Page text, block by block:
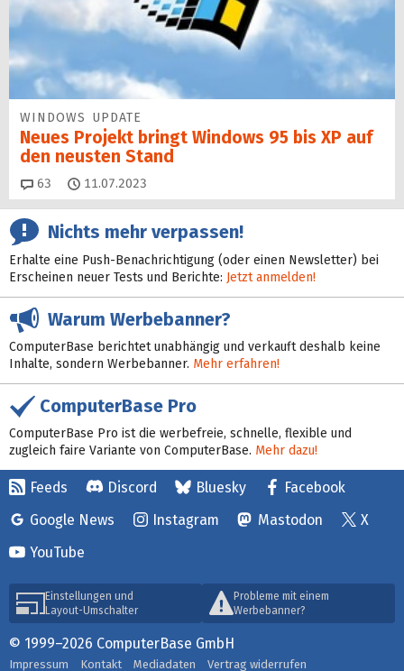
WINDOWS UPDATE
Neues Projekt bringt Windows 95 bis XP auf
den neusten Stand
63 Kommentare
11.07.2023
Nichts mehr verpassen!
Erhalte eine Push-Benachrichtigung (oder einen Newsletter) bei
Erscheinen neuer Tests und Berichte: Jetzt anmelden!
Warum Werbebanner?
ComputerBase berichtet unabhängig und verkauft deshalb keine
Inhalte, sondern Werbebanner. Mehr erfahren!
ComputerBase Pro
ComputerBase Pro ist die werbefreie, schnelle, flexible und
zugleich faire Variante von ComputerBase. Mehr dazu!
Feeds Discord Bluesky
Facebook
Google News
Instagram Mastodon
X
YouTube
Einstellungen und
Layout-Umschalter
Probleme mit einem
Werbebanner?
© 1999–2026 ComputerBase GmbH
Impressum Kontakt Mediadaten Vertrag widerrufen